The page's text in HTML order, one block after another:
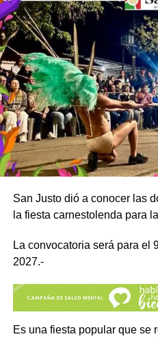
San Justo dió a conocer las
la fiesta carnestolenda para
La convocatoria será para el
2027.-
Es una fiesta popular que se